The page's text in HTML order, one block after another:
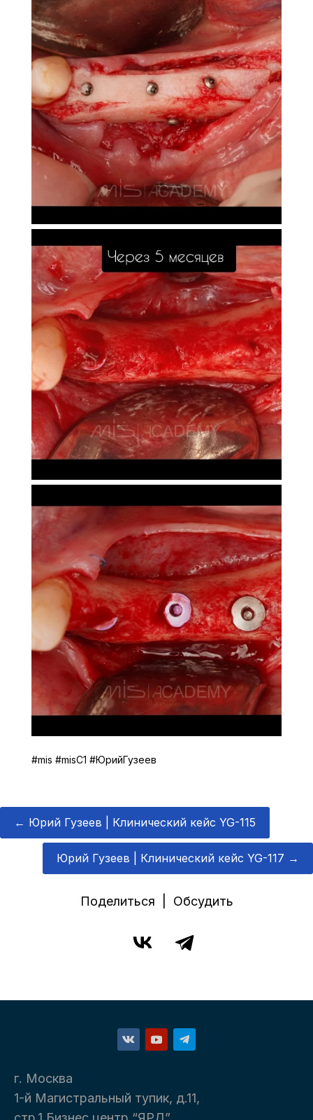
#mis #misC1 #ЮрийГузеев
← Юрий Гузеев | Клинический кейс YG-115
Юрий Гузеев | Клинический кейс YG-117 →
Поделиться | Обсудить
г. Москва
1-й Магистральный тупик, д.11,